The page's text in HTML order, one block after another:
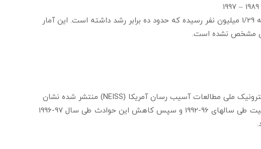
می بینیم. طی این سالها میزان اسکیت سواری از 1/3 میلیون به 1/29 میلیون نفر رسیده که حدود ده برابر رشد داشته است. این آمار
مطالعاتی در مورد آسیب رسانی اسکیت سواری که در جمله الکترونیک ملی مطالعات آسیب رسان آمریکا (NEISS) منتشر شده نشان
دهنده افزایش رو به رشد میزان آسیبها و حوادث ناشی از اسکیت طی سالهای 96-1992 و سپس کاهش این حوادث طی سال 97-1996